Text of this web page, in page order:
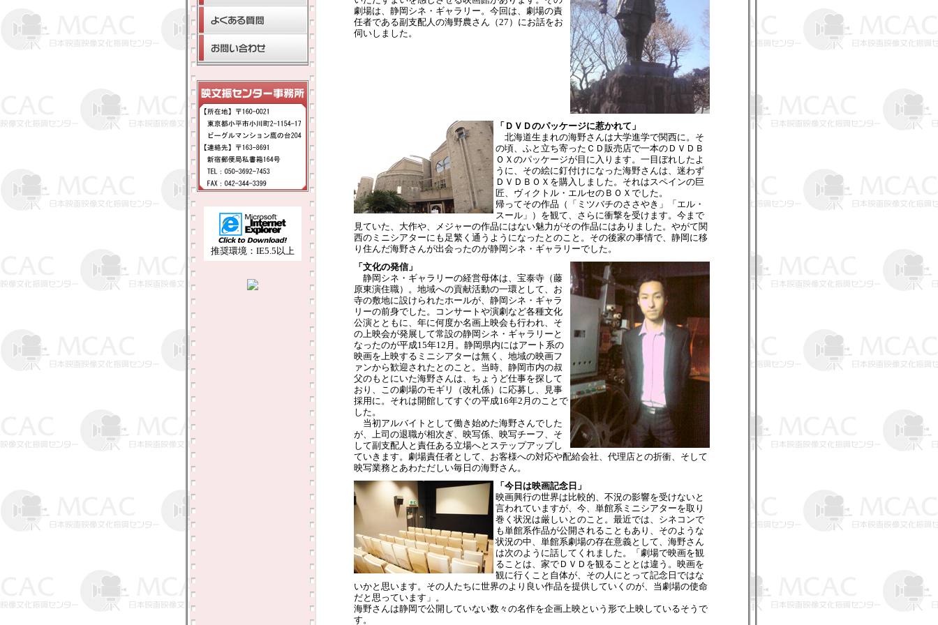
推奨環境：IE5.5以上
劇場は、静岡シネ・ギャラリー。今回は、劇場の責
任者である副支配人の海野農さん（27）にお話をお
伺いしました。
「ＤＶＤのパッケージに惹かれて」
北海道生まれの海野さんは大学進学で関西に。そ
の頃、ふと立ち寄ったＣＤ販売店で一本のＤＶＤＢ
ＯＸのパッケージが目に入ります。一目ぼれしたよ
うに、その絵に釘付けになった海野さんは、迷わず
ＤＶＤＢＯＸを購入しました。それはスペインの巨
匠、ヴィクトル・エルセのＢＯＸでした。
帰ってその作品（「ミツバチのささやき」「エル・
スール」）を観て、さらに衝撃を受けます。今まで
見ていた、大作や、メジャーの作品にはない魅力がその作品にはありました。やがて関
西のミニシアターにも足繁く通うようになったとのこと。その後家の事情で、静岡に移
り住んだ海野さんが出会ったのが静岡シネ・ギャラリーでした。
「文化の発信」
静岡シネ・ギャラリーの経営母体は、宝泰寺（藤
原東演住職）。地域への貢献活動の一環として、お
寺の敷地に設けられたホールが、静岡シネ・ギャラ
リーの前身でした。コンサートや演劇など各種文化
公演とともに、年に何度か名画上映会も行われ、そ
の上映会が発展して常設の静岡シネ・ギャラリーと
なったのが平成15年12月。静岡県内にはアート系の
映画を上映するミニシアターは無く、地域の映画フ
ァンから歓迎されたとのこと。当時、静岡市内の叔
父のもとにいた海野さんは、ちょうど仕事を探して
おり、この劇場のモギリ（改札係）に応募し、見事
採用に。それは開館してすぐの平成16年2月のことで
した。
当初アルバイトとして働き始めた海野さんでした
が、上司の退職が相次ぎ、映写係、映写チーフ、そ
して副支配人と責任ある立場へとステップアップし
ていきます。劇場責任者として、お客様への対応や配給会社、代理店との折衝、そして
映写業務とあわただしい毎日の海野さん。
「今日は映画記念日」
映画興行の世界は比較的、不況の影響を受けないと
言われていますが、今、単館系ミニシアターを取り
巻く状況は厳しいとのこと。最近では、シネコンで
も単館系作品が公開されることもあり、そのような
状況の中、単館系劇場の存在意義として、海野さん
は次のように話してくれました。「劇場で映画を観
ることは、家でＤＶＤを観ることとは違う。映画を
観に行くこと自体が、その人にとって記念日ではな
いかと思います。その人たちに世界のより良い作品を提供していくのが、当劇場の使命
だと思っています」。
海野さんは静岡で公開していない数々の名作を企画上映という形で上映しているそうで
す。